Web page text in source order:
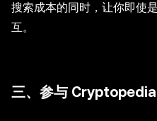
搜索成本的同时，让你即使
互。
三、参与